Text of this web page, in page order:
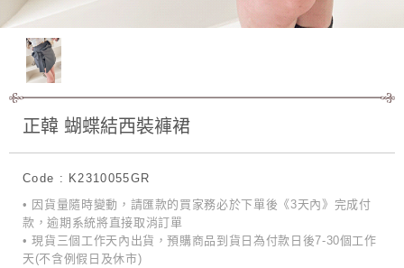
正韓 蝴蝶結西裝褲裙
Code : K2310055GR
• 因貨量隨時變動，請匯款的買家務必於下單後《3天內》完成付
款，逾期系統將直接取消訂單
• 現貨三個工作天內出貨，預購商品到貨日為付款日後7-30個工作
天(不含例假日及休市)